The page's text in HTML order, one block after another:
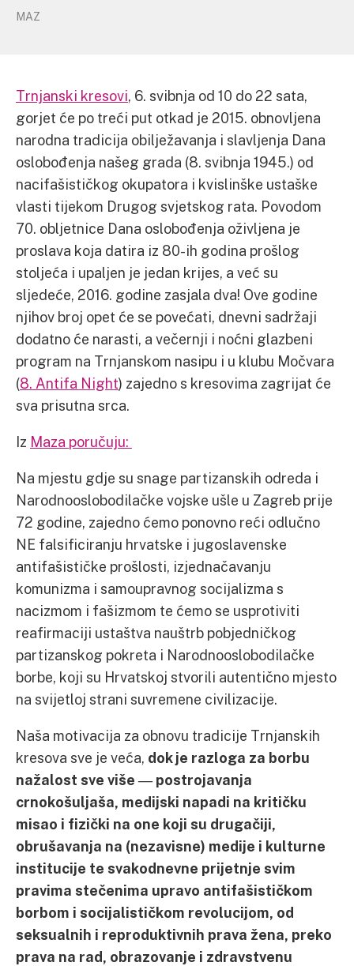
MAZ
Trnjanski kresovi, 6. svibnja od 10 do 22 sata,
gorjet će po treći put otkad je 2015. obnovljena
narodna tradicija obilježavanja i slavljenja Dana
oslobođenja našeg grada (8. svibnja 1945.) od
nacifašističkog okupatora i kvislinške ustaške
vlasti tijekom Drugog svjetskog rata. Povodom
70. obljetnice Dana oslobođenja oživljena je
proslava koja datira iz 80-ih godina prošlog
stoljeća i upaljen je jedan krijes, a već su
sljedeće, 2016. godine zasjala dva! Ove godine
njihov broj opet će se povećati, dnevni sadržaji
dodatno će narasti, a večernji i noćni glazbeni
program na Trnjanskom nasipu i u klubu Močvara
(8. Antifa Night) zajedno s kresovima zagrijat će
sva prisutna srca.
Iz Maza poručuju:
Na mjestu gdje su snage partizanskih odreda i
Narodnooslobodilačke vojske ušle u Zagreb prije
72 godine, zajedno ćemo ponovno reći odlučno
NE falsificiranju hrvatske i jugoslavenske
antifašističke prošlosti, izjednačavanju
komunizma i samoupravnog socijalizma s
nacizmom i fašizmom te ćemo se usprotiviti
reafirmaciji ustaštva nauštrb pobjedničkog
partizanskog pokreta i Narodnooslobodilačke
borbe, koji su Hrvatskoj stvorili autentično mjesto
na svijetloj strani suvremene civilizacije.
Naša motivacija za obnovu tradicije Trnjanskih
kresova sve je veća, dok je razloga za borbu
nažalost sve više ― postrojavanja
crnokošuljaša, medijski napadi na kritičku
misao i fizički na one koji su drugačiji,
obrušavanja na (nezavisne) medije i kulturne
institucije te svakodnevne prijetnje svim
pravima stečenima upravo antifašističkom
borbom i socijalističkom revolucijom, od
seksualnih i reproduktivnih prava žena, preko
prava na rad, obrazovanje i zdravstvenu